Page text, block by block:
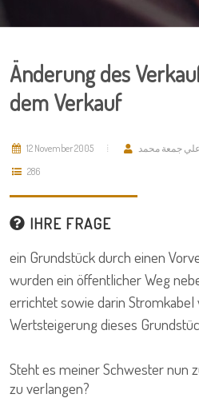
Änderung des
dem Verkauf
12 November 2005
علي جمعة محمد
286
IHRE FRAGE
ein Grundstück durch einen
wurden ein öffentlicher Weg
errichtet sowie darin
Wertsteigerung dieses
Steht es meiner Schwester nun
zu verlangen?